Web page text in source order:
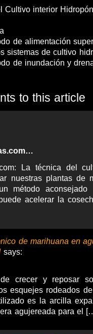
Cultivo interior
de alimentación
sistemas de cultivo
de inundación y
to this article
La técnica del
nuestras plantas de
método aconsejado
acelerar la
de marihuana en
says:
crecer y reposar
esquejes rodeados
es la arcilla
agujereada para el